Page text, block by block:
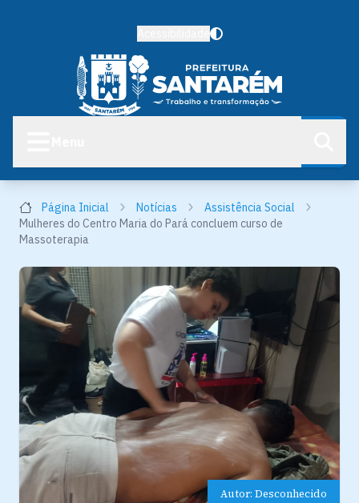
Página Inicial Notícias
Assistência Social
Mulheres do Centro Maria do Pará concluem curso de
Massoterapia
Autor: Desconhecido